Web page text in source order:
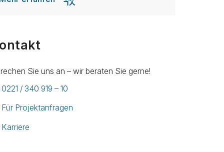
Sie uns an – wir beraten Sie gerne!
0221 / 340 919 – 10
Für Projektanfragen
Karriere